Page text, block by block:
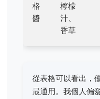
格
醬
檸檬
汁、
香草
從表格可以看出，
最通用。我個人偏